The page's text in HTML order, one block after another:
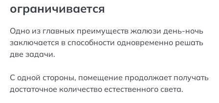
ограничивается
Одно из главных преимуществ жалюзи день-ночь
заключается в способности одновременно решать
две задачи.
С одной стороны, помещение продолжает получать
достаточное количество естественного света.